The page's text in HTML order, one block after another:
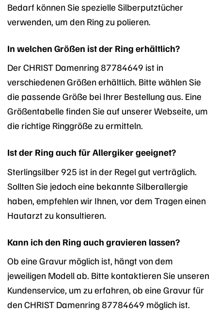
Bedarf können Sie spezielle Silberputztücher
verwenden, um den Ring zu polieren.
In welchen Größen ist der Ring erhältlich?
Der CHRIST Damenring 87784649 ist in
verschiedenen Größen erhältlich. Bitte wählen Sie
die passende Größe bei Ihrer Bestellung aus. Eine
Größentabelle finden Sie auf unserer Webseite, um
die richtige Ringgröße zu ermitteln.
Ist der Ring auch für Allergiker geeignet?
Sterlingsilber 925 ist in der Regel gut verträglich.
Sollten Sie jedoch eine bekannte Silberallergie
haben, empfehlen wir Ihnen, vor dem Tragen einen
Hautarzt zu konsultieren.
Kann ich den Ring auch gravieren lassen?
Ob eine Gravur möglich ist, hängt von dem
jeweiligen Modell ab. Bitte kontaktieren Sie unseren
Kundenservice, um zu erfahren, ob eine Gravur für
den CHRIST Damenring 87784649 möglich ist.